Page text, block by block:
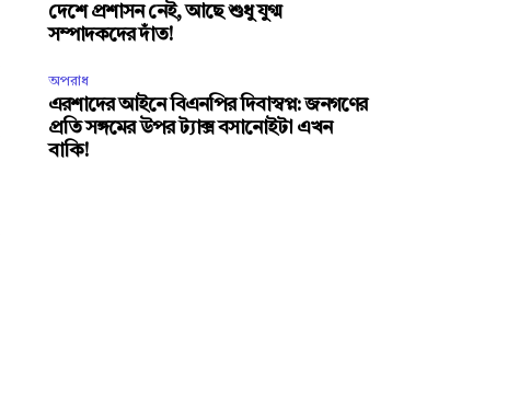
দেশে প্রশাসন নেই, আছে শুধু যুগ্ম
সম্পাদকদের দাঁত!
অপরাধ
এরশাদের আইনে বিএনপির দিবাস্বপ্ন: জনগণের
প্রতি সঙ্গমের উপর ট্যাক্স বসানোইটা এখন
বাকি!